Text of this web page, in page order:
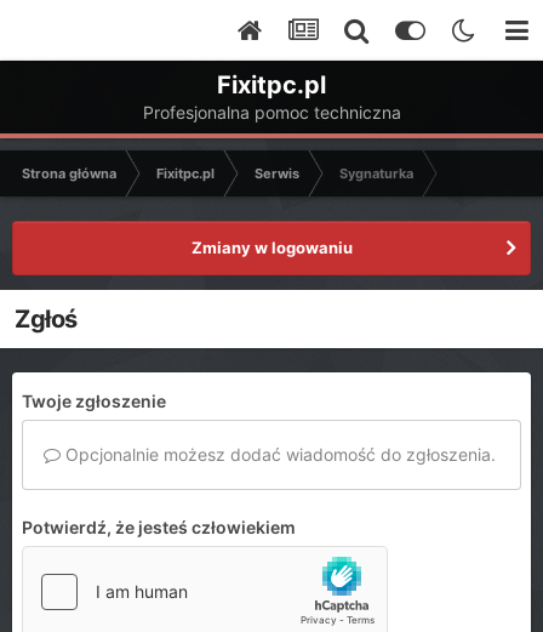
Fixitpc.pl
Profesjonalna pomoc techniczna
Strona główna Fixitpc.pl Serwis Sygnaturka
Zmiany w logowaniu
Zgłoś
Twoje zgłoszenie
Opcjonalnie możesz dodać wiadomość do zgłoszenia.
Potwierdź, że jesteś człowiekiem